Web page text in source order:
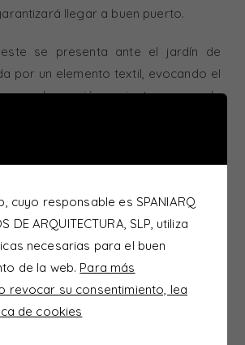
llegar a buen puerto.
se presenta ante el jardín de
por un elemento textil, evocando el
embarcación, mientras que la
tiempo que se erige como un
del casco y la tela de las velas,
acabados diferentes, uno para cada
pieles funcionan como elementos de
y control lumínico que garantizan el
edificio.
cuyo responsable es SPANIARQ
DE ARQUITECTURA, SLP, utiliza
necesarias para el buen
de la web. Para más
revocar su consentimiento, lea
de cookies